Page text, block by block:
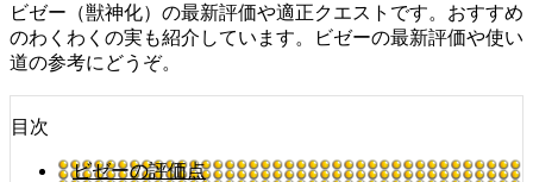
ビゼー（獣神化）の最新評価や適正クエストです。おすすめ
のわくわくの実も紹介しています。ビゼーの最新評価や使い
道の参考にどうぞ。
目次
ビゼーの評価点